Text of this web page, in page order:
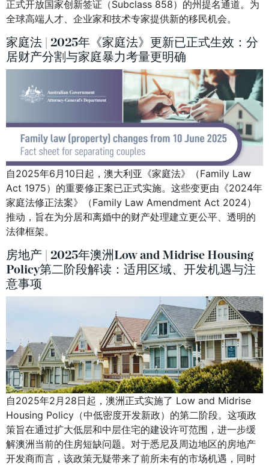
正式开放国家创新签证（Subclass 858）的州提名通道。为
全球高端人才、企业家和技术专家提供新的移民机会。
家庭法 | 2025年《家庭法》更新已正式生效：分
居财产分割与家庭暴力考量更明确
自2025年6月10日起，澳大利亚《家庭法》（Family Law
Act 1975）的重要修正案已正式实施。这些变更由《2024年
家庭法修正法案》（Family Law Amendment Act 2024）
推动，旨在为分居和离婚中的财产处理建立更公平、透明的
法律框架。
房地产 | 2025年澳洲Low and Midrise Housing
Policy第二阶段解读：适用区域、开发机遇与注
意事项
自2025年2月28日起，澳洲正式实施了 Low and Midrise
Housing Policy（中低密度开发新政）的第二阶段。这项政
策旨在通过扩大低层和中层住宅的建设许可范围，进一步缓
解澳洲当前的住房短缺问题。对于悉尼及周边地区的房地产
开发商而言，该政策无疑带来了前所未有的市场机遇，同时